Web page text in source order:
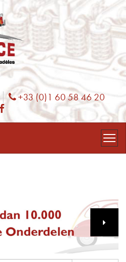
Phone
+33 (0)1 60 58 46 20
Facebook